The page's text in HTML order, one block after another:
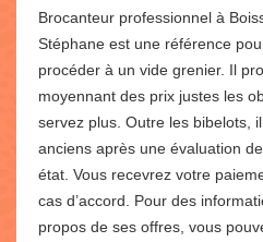
Brocanteur professionnel à
Stéphane est une référence
procéder à un vide grenier. Il
moyennant des prix justes les
servez plus. Outre les bibelots,
anciens après une évaluation
état. Vous recevrez votre
cas d’accord. Pour des
propos de ses offres, vous